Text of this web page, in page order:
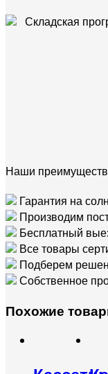
Складская
Наши
Гарантия на
Производим
Бесплатный
Все товары
Подберем
Собственное
Похожие